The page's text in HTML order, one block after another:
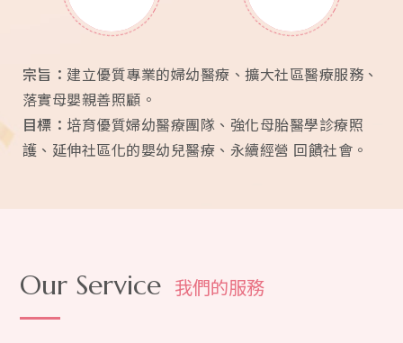
宗旨： 建立優質專業的婦幼醫療、擴大社區醫療服務、
落實母嬰親善照顧。
目標： 培育優質婦幼醫療團隊、強化母胎醫學診療照
護、延伸社區化的嬰幼兒醫療、永續經營 回饋社會。
Our Service 我們的服務